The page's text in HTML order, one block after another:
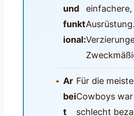
und
funkt
ional:
Ar
bei
t
Für die
Cowboys war
schlecht